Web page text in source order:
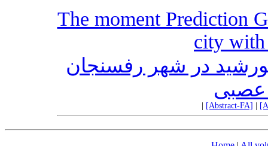
The moment Prediction
city with
در شهر رفسنجان
[Abstract-FA]